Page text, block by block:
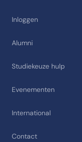
Inloggen
Alumni
Studiekeuze hulp
Evenementen
International
Contact